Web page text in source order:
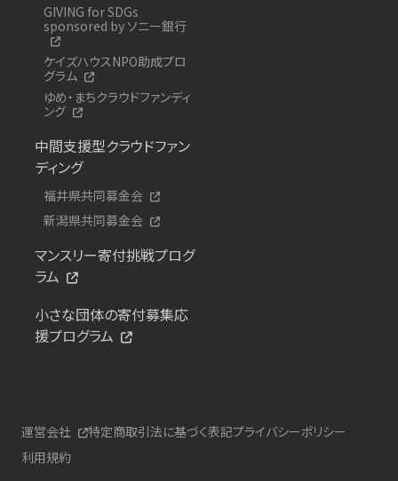
GIVING for SDGs
sponsored by ソニー銀行
ケイズハウスNPO助成プロ
グラム
ゆめ・まちクラウドファンディ
ング
中間支援型クラウドファン
ディング
福井県共同募金会
新潟県共同募金会
マンスリー寄付挑戦プログ
ラム
小さな団体の寄付募集応
援プログラム
運営会社 特定商取引法に基づく表記プライバシーポリシー
利用規約